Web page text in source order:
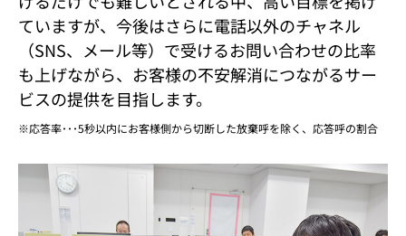
ていますが、今後はさらに電話以外のチャネル
（SNS、メール等）で受けるお問い合わせの比率
も上げながら、お客様の不安解消につながるサー
ビスの提供を目指します。
応答率･･･5秒以内にお客様側から切断した放棄呼を除く、応答呼の割合